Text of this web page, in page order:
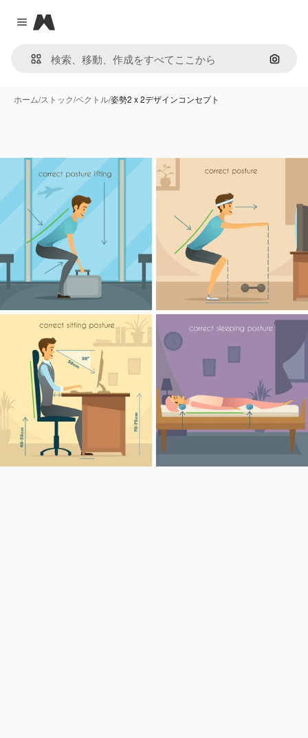
Close menu
Magnific
画像で
ホーム/ストック/ベクトル/姿勢2 x 2デザインコンセプト